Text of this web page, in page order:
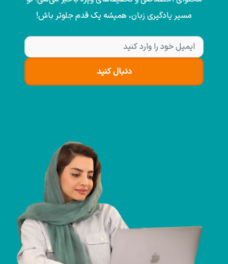
مسیر یادگیری زبان، همیشه یک قدم جلوتر باش!
دنبال کنید